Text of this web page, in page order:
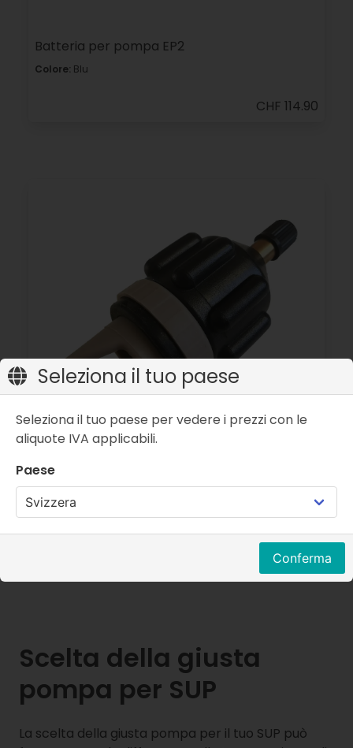
Batteria per pompa EP2
Colore: Blu
CHF 114.90
Adattatore valvola
CHF 14.90
Scelta della giusta
pompa per SUP
La scelta della giusta pompa per il tuo SUP può
Seleziona il tuo paese
Seleziona il tuo paese per vedere i prezzi con le
aliquote IVA applicabili.
Paese
Conferma